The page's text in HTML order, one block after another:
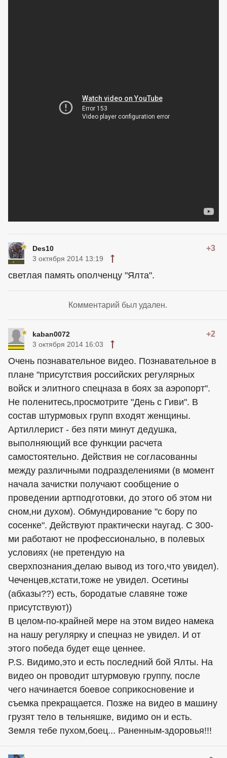
Des10 +3
3 октября 2014 13:19
светлая память ополченцу "Ялта".
Комментарий был удален.
kaban0072 +2
3 октября 2014 16:03
Очень познавательное видео. Познавательное в
плане "присутствия российских регулярных
войск и элитного спецназа в боях за аэропорт".
Не поленитесь,просмотрите "День с Гиви". В
состав штурмовых групп входят женщины.
Артиллерист - без пяти минут дедушка,
выполняющий все функции расчета
самостоятельно. Действия не согласованны
между различными подразделениями (в момент
начала зачистки получают сообщение о
проведении артподготовки, до этого об этом ни
сном,ни духом). Обмундирование "с бору по
сосенке". Действуют практически наугад. С 300-
ми работают не профессионально, в полевых
условиях (не претендую на
сверхпознания,делаю вывод из того,что увидел).
Чеченцев,кстати,тоже не увидел. Осетины
(абхазы??) есть, бородатые славяне тоже
присутствуют))
В целом-по-крайней мере на этом видео намека
на нашу регулярку и спецназ не увидел. И от
этого победа будет еще ценнее.
P.S. Видимо,это и есть последний бой Ялты. На
видео он проводит штурмовую группу, после
чего начинается боевое соприкосновение и
съемка прекращается. Позже на видео в машину
грузят тело в тельняшке, видимо он и есть.
Земля тебе пухом,боец... Раненным-здоровья!!!